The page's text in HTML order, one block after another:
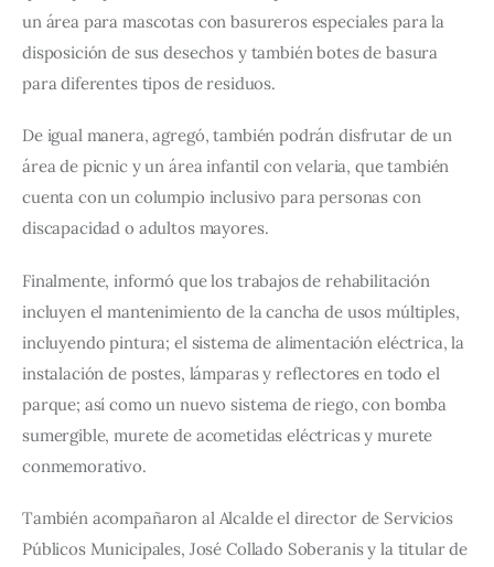
un área para mascotas con basureros especiales para la
disposición de sus desechos y también botes de basura
para diferentes tipos de residuos.
De igual manera, agregó, también podrán disfrutar de un
área de picnic y un área infantil con velaria, que también
cuenta con un columpio inclusivo para personas con
discapacidad o adultos mayores.
Finalmente, informó que los trabajos de rehabilitación
incluyen el mantenimiento de la cancha de usos múltiples,
incluyendo pintura; el sistema de alimentación eléctrica, la
instalación de postes, lámparas y reflectores en todo el
parque; así como un nuevo sistema de riego, con bomba
sumergible, murete de acometidas eléctricas y murete
conmemorativo.
También acompañaron al Alcalde el director de Servicios
Públicos Municipales, José Collado Soberanis y la titular de